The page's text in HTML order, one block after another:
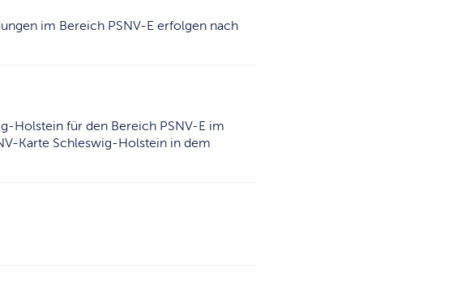
im Bereich PSNV-E erfolgen nach
Holstein für den Bereich PSNV-E im
Karte Schleswig-Holstein in dem